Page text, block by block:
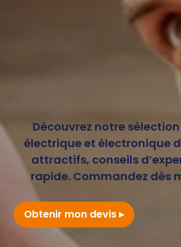
Découvrez notre
électrique et électronique
attractifs, conseils
rapide. Commandez dès
Obtenir mon devis